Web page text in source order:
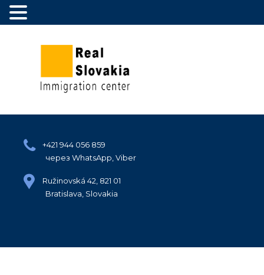
+421 944 056 859
через WhatsApp, Viber
Ružinovská 42, 821 01
Bratislava, Slovakia